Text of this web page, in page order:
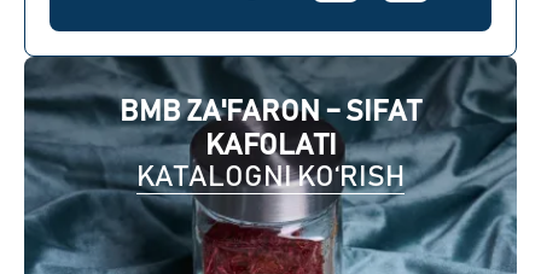
BMB ZA'FARON – SIFAT
KAFOLATI
KATALOGNI KO‘RISH